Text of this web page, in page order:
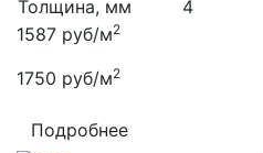
Толщина, мм
4
1587 руб/м2
1750 руб/м2
Подробнее